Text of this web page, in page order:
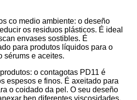
co medio ambiente: o deseño
os residuos plásticos. É ideal
envases sostibles. É
para produtos líquidos para o
sérums e aceites.
o contagotas PD11 é
espesos e finos. É axeitado para
o coidado da pel. O seu deseño
ben diferentes viscosidades.